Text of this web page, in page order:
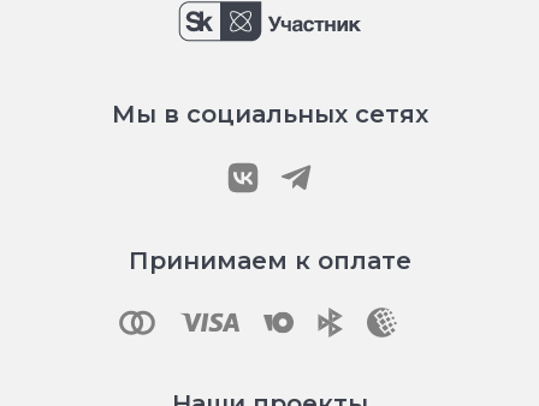
Мы в социальных сетях
Принимаем к оплате